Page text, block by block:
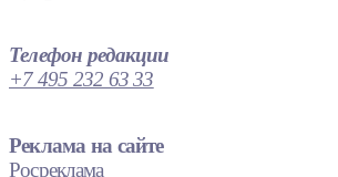
Телефон редакции
+7 495 232 63 33
Реклама на сайте
Росреклама